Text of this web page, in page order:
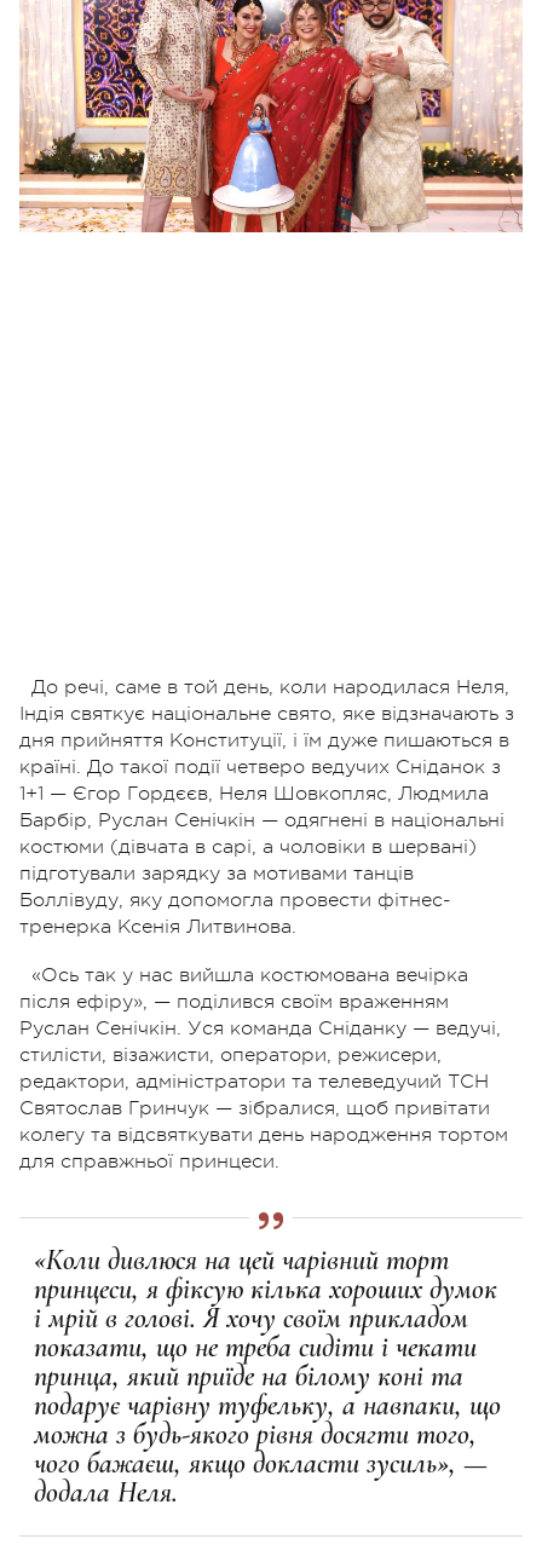
До речі, саме в той день, коли народилася Неля,
Індія святкує національне свято, яке відзначають з
дня прийняття Конституції, і їм дуже пишаються в
країні. До такої події четверо ведучих Сніданок з
1+1 — Єгор Гордєєв, Неля Шовкопляс, Людмила
Барбір, Руслан Сенічкін — одягнені в національні
костюми (дівчата в сарі, а чоловіки в шервані)
підготували зарядку за мотивами танців
Боллівуду, яку допомогла провести фітнес-
тренерка Ксенія Литвинова.
«Ось так у нас вийшла костюмована вечірка
після ефіру», — поділився своїм враженням
Руслан Сенічкін. Уся команда Сніданку — ведучі,
стилісти, візажисти, оператори, режисери,
редактори, адміністратори та телеведучий ТСН
Святослав Гринчук — зібралися, щоб привітати
колегу та відсвяткувати день народження тортом
для справжньої принцеси.
«Коли дивлюся на цей чарівний торт
принцеси, я фіксую кілька хороших думок
і мрій в голові. Я хочу своїм прикладом
показати, що не треба сидіти і чекати
принца, який приїде на білому коні та
подарує чарівну туфельку, а навпаки, що
можна з будь-якого рівня досягти того,
чого бажаєш, якщо докласти зусиль», —
додала Неля.